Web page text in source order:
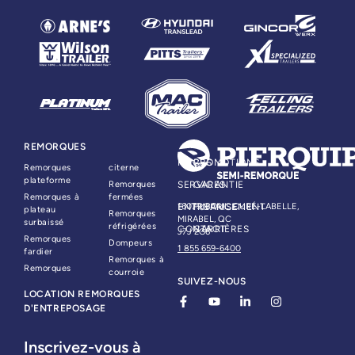
REMORQUES
Remorques
plateforme
Remorques à
plateau
surbaissé
Remorques
fardier
Remorques
citerne
Remorques
fermées
Remorques
réfrigérées
Dompeurs
Remorques à
courroie
PIÈCES
SERVICES
ENTREPRISE
CONTACT
PROMOTIONS
GARANTIE
FINANCEMENT
CARRIÈRES
LOCATION REMORQUES
D'ENTREPOSAGE
Inscrivez-vous à
16079, BOUL. CURÉ-LABELLE,
MIRABEL, QC
J7J 2G6
1 855 659-6400
SUIVEZ-NOUS